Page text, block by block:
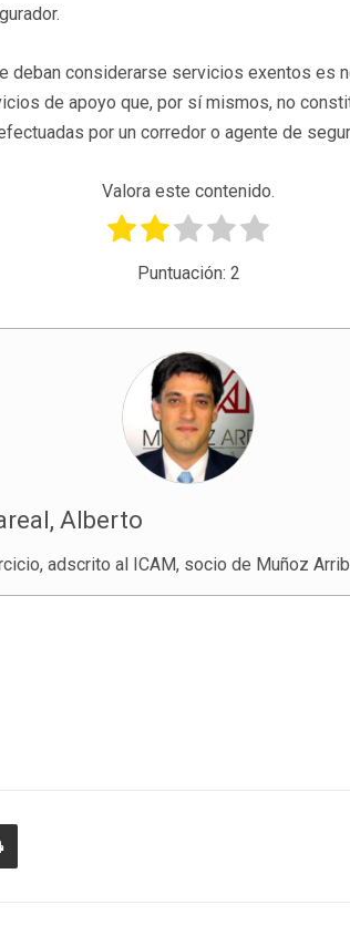
deban considerarse servicios exentos es
de apoyo que, por sí mismos, no
por un corredor o agente de
Valora este contenido.
Puntuación: 2
Alberto
adscrito al ICAM, socio de Muñoz